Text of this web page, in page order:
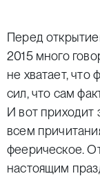
Перед
2015 много
не хватает, что
сил, что сам
И вот приходит
всем
феерическое.
настоящим